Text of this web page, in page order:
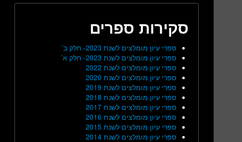
סקירות ספרים
ספרי עיון מומלצים לשנת 2023- חלק ב’
ספרי עיון מומלצים לשנת 2023- חלק א’
ספרי עיון מומלצים לשנת 2022
ספרי עיון מומלצים לשנת 2020
ספרי עיון מומלצים לשנת 2019
ספרי עיון מומלצים לשנת 2018
ספרי עיון מומלצים לשנת 2017
ספרי עיון מומלצים לשנת 2016
ספרי עיון מומלצים לשנת 2015
ספרי עיון מומלצים לשנת 2014